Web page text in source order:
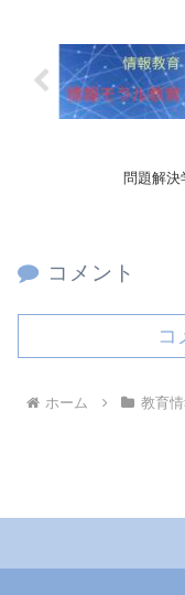
問題解決
コメント
コ
ホーム 教育